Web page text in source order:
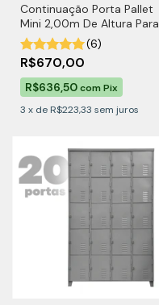
Continuação Porta Pallet
Mini 2,00m De Altura Para
500kg por Nível Com MDF
(6)
R$670,00
R$636,50comPix
3 x de R$223,33 sem juros